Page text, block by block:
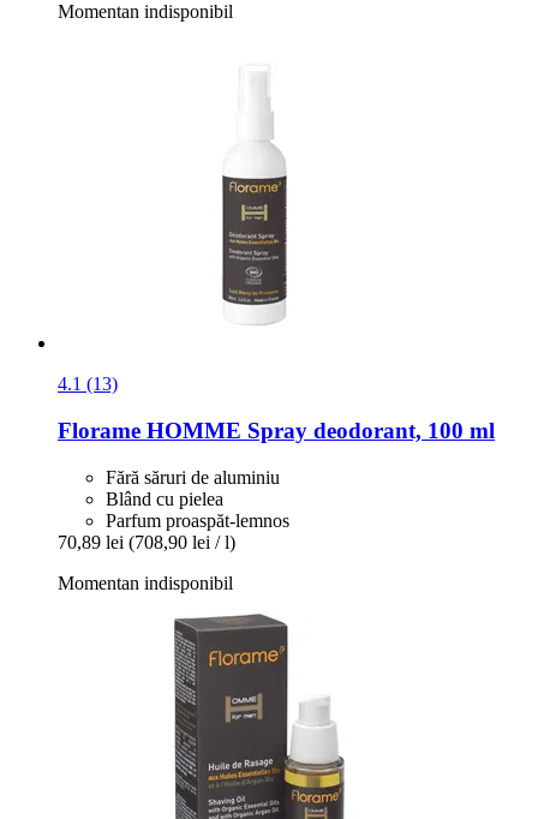
Momentan indisponibil
4.1 (13)
Florame HOMME Spray deodorant, 100 ml
Fără săruri de aluminiu
Blând cu pielea
Parfum proaspăt-lemnos
70,89 lei (708,90 lei / l)
Momentan indisponibil